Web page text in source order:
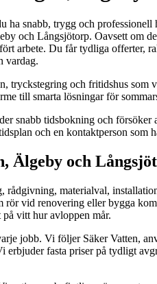
ha snabb, trygg och
och Långsjötorp. Oavsett om
arbete. Du får tydliga offerter,
vardag.
tryckstegring och fritidshus som
till smarta lösningar för
snabb tidsbokning och
och en kontaktperson som
Älgeby och
rådgivning, materialval,
rör vid renovering eller bygga
vitt hur avloppen mår.
jobb. Vi följer Säker Vatten,
erbjuder fasta priser på tydligt